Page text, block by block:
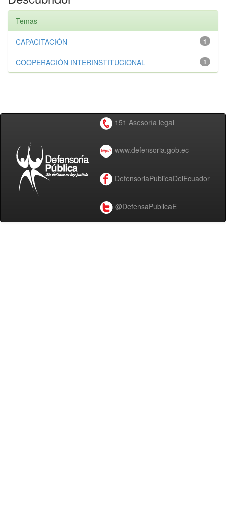
Temas
1
CAPACITACIÓN
1
COOPERACIÓN INTERINSTITUCIONAL
151 Asesoría legal
www.defensoria.gob.ec
DefensoriaPublicaDelEcuador
@DefensaPublicaE